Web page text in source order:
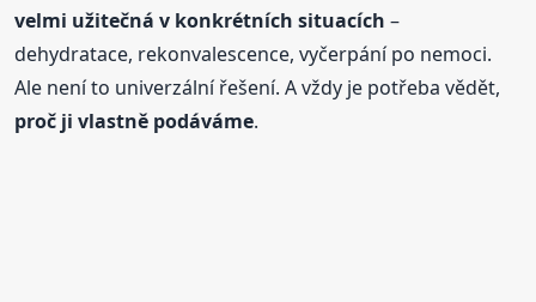
velmi užitečná v konkrétních situacích –
dehydratace, rekonvalescence, vyčerpání po nemoci.
Ale není to univerzální řešení. A vždy je potřeba vědět,
proč ji vlastně podáváme.